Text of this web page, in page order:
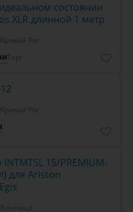
состоянии
XLR длинной 1 метр
15/PREMIUM-
для Ariston